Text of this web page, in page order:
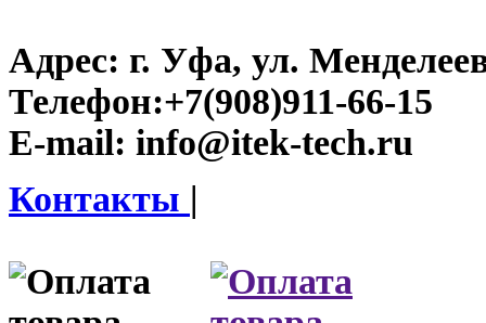
Адрес: г. Уфа, ул.
Телефон:+7(908)911-66-15
E-mail: info@itek-tech.ru
Контакты |